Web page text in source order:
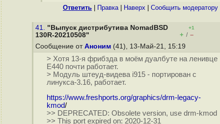
Ответить Правка| Наверх Cообщить модератору
41. "Выпуск дистрибутива NomadBSD
130R-20210508"
+1
+ / –
Сообщение от Аноним (41), 13-Май-21, 15:19
> Хотя 13-я фрибзда в моём дуалбуте на ленивце
Е440 почти работает.
> Модуль штеуд-видева i915 - портирован с
линукса-3.16, работает.
https://www.freshports.org/graphics/drm-legacy-
kmod/
>> DEPRECATED: Obsolete version, use drm-kmod
>> This port expired on: 2020-12-31